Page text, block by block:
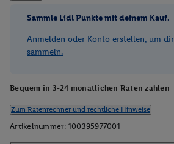
Sammle Lidl Punkte mit deinem Kauf.
Anmelden oder Konto erstellen, um
sammeln.
Bequem in 3-24 monatlichen Raten zahlen
Zum Ratenrechner und rechtliche Hinweise
Artikelnummer: 100395977001